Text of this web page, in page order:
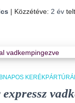
| Közzétéve: 2 év